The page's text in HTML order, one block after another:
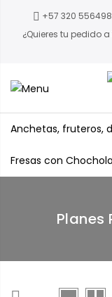
+57 320
¿Quieres tu pedido
Anchetas, fruteros,
Fresas con
Planes